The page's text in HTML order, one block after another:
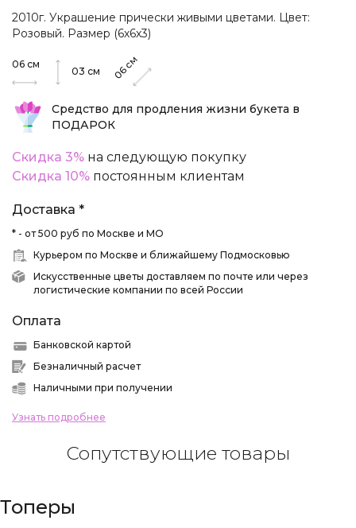
2010г. Украшение прически живыми цветами. Цвет:
Розовый. Размер (6х6х3)
06 см
03 см 06
см
Средство для продления жизни букета в
ПОДАРОК
Скидка 3% на следующую покупку
Скидка 10% постоянным клиентам
Доставка *
* - от 500 руб по Москве и МО
Курьером по Москве и ближайшему Подмосковью
Искусственные цветы доставляем по почте или через
логистические компании по всей России
Оплата
Банковской картой
Безналичный расчет
Наличными при получении
Узнать подробнее
Сопутствующие товары
Топеры